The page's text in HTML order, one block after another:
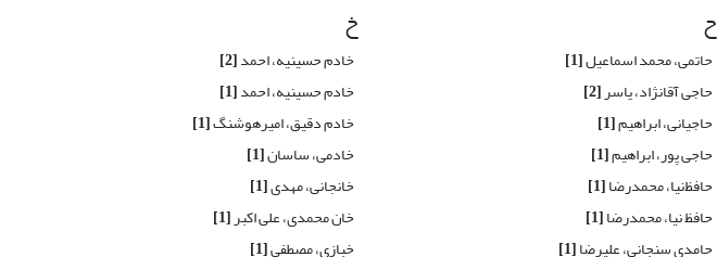
ح
حاتمی، محمد اسماعیل[1]
حاجی آقانژاد، یاسر[2]
حاجیانی، ابراهیم[1]
حاجی پور، ابراهیم[1]
حافظ‌نیا، محمدرضا[1]
حافظ نیا، محمدرضا[1]
حامدی سنجانی، علیرضا[1]
خ
خادم حسینیه، احمد[2]
خادم حسینیه، احمد[1]
خادم دقیق، امیرهوشنگ[1]
خادمی، ساسان[1]
خانجانی، مهدی[1]
خان محمدی، علی اکبر[1]
خبازی، مصطفی[1]